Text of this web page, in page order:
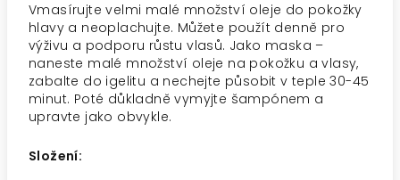
Vmasírujte velmi malé množství oleje do pokožky
hlavy a neoplachujte. Můžete použít denně pro
výživu a podporu růstu vlasů. Jako maska –
naneste malé množství oleje na pokožku a vlasy,
zabalte do igelitu a nechejte působit v teple 30-45
minut. Poté důkladně vymyjte šampónem a
upravte jako obvykle.
Složení: